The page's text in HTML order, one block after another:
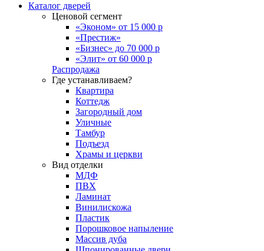
Каталог дверей
Ценовой сегмент
«Эконом» от 15 000 р
«Престиж»
«Бизнес» до 70 000 р
«Элит» от 60 000 р
Распродажа
Где устанавливаем?
Квартира
Коттедж
Загородный дом
Уличные
Тамбур
Подъезд
Храмы и церкви
Вид отделки
МДФ
ПВХ
Ламинат
Винилискожа
Пластик
Порошковое напыление
Массив дуба